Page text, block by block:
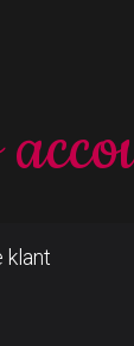
klant